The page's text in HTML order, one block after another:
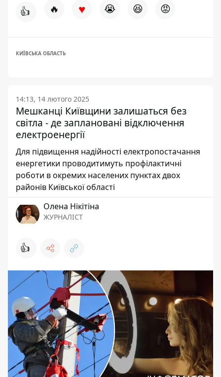
👍 🔥 ♥ 😭 😆 😡
КИЇВСЬКА ОБЛАСТЬ
14:13, 14 лютого 2025
Мешканці Київщини залишаться без
світла - де заплановані відключення
електроенергії
Для підвищення надійності електропостачання
енергетики проводитимуть профілактичні
роботи в окремих населених пунктах двох
районів Київської області
Олена Нікітіна
ЖУРНАЛІСТ
👍